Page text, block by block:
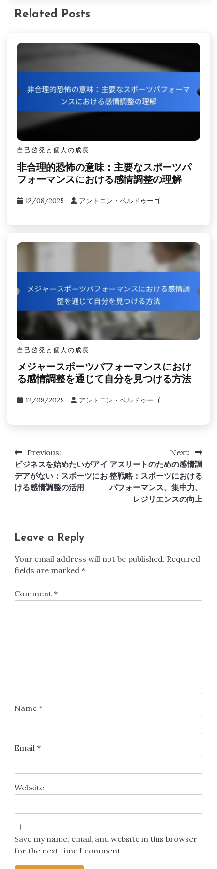
Related Posts
自己啓発と個人の成長
非合理的恐怖の意味：主要なスポーツパ
フォーマンスにおける感情調整の理解
12/08/2025 アントニン・ベルドゥーゴ
自己啓発と個人の成長
メジャースポーツパフォーマンスにおけ
る感情調整を通じて自分を見つける方法
12/08/2025 アントニン・ベルドゥーゴ
Post
navigation
Previous:
ビジネスを始めたいがアイ
デアがない：スポーツにお
ける感情調整の活用
Next:
アスリートのための感情調
整戦略：スポーツにおける
パフォーマンス、集中力、
レジリエンスの向上
Leave a Reply
Your email address will not be published. Required
fields are marked *
Comment *
Name *
Email *
Website
Save my name, email, and website in this browser
for the next time I comment.